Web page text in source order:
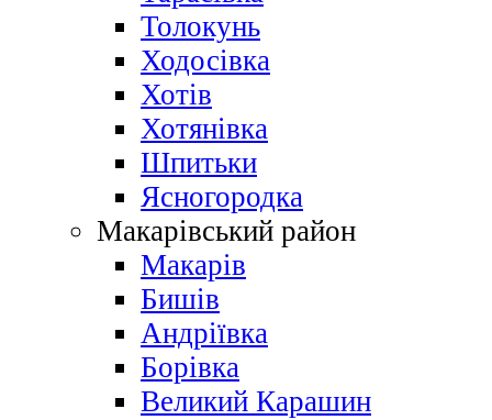
Толокунь
Ходосівка
Хотів
Хотянівка
Шпитьки
Ясногородка
Макарівський район
Макарів
Бишів
Андріївка
Борівка
Великий Карашин